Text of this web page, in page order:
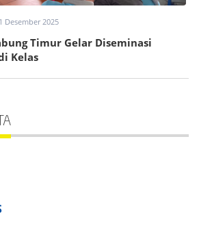
Desember 2025
Timur Gelar Diseminasi
Kelas